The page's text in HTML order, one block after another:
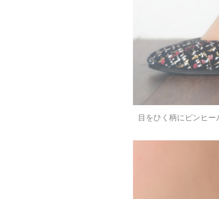
目をひく柄にピンヒ